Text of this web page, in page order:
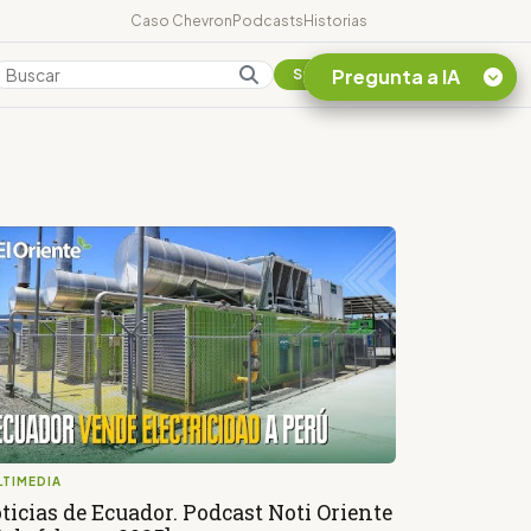
Caso ChevronPodcastsHistorias
Colombia Suscribirse
de Ecuador. Podcast Noti Oriente
Pregunta a IA
Listar destinos
turísticos de la
Amazonia Ecuatoriana
¿En que consiste la
tasa minera que rige en
Ecuador?